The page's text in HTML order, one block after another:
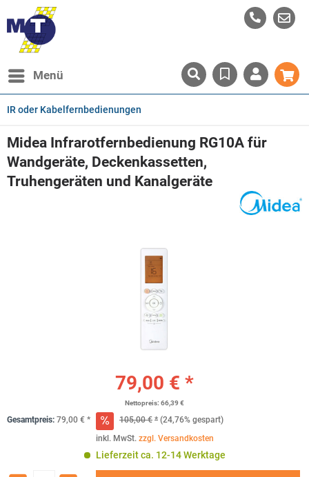
Menü
IR oder Kabelfernbedienungen
Midea Infrarotfernbedienung RG10A für
Wandgeräte, Deckenkassetten,
Truhengeräten und Kanalgeräte
79,00 € *
Nettopreis: 66,39 €
Gesamtpreis: 79,00 € * 105,00€ * (24,76% gespart)
inkl. MwSt. zzgl. Versandkosten
Lieferzeit ca. 12-14 Werktage